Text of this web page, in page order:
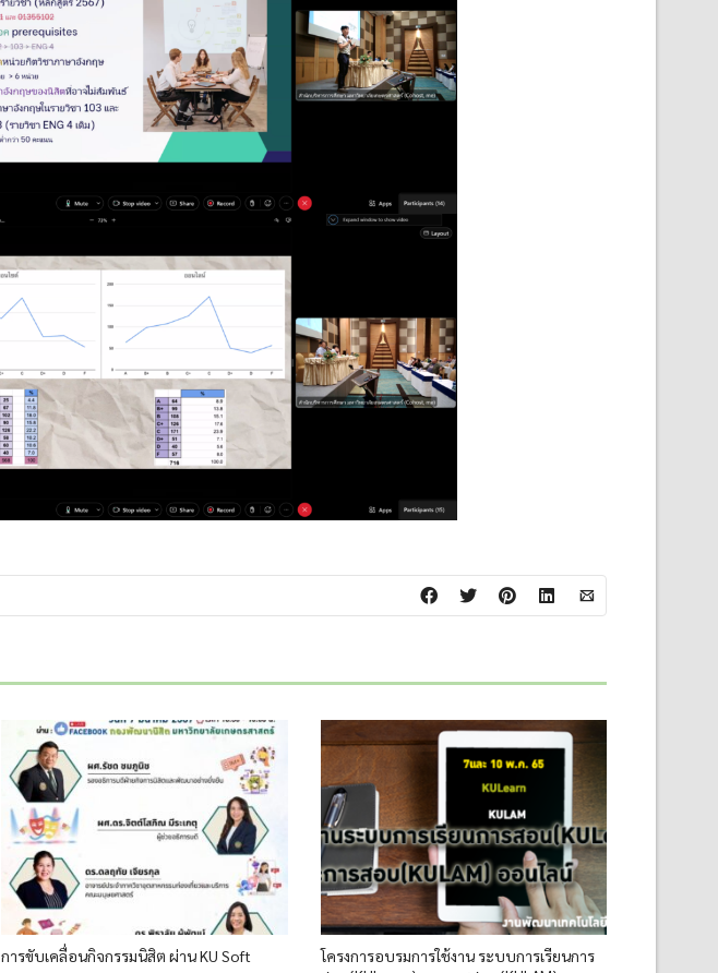
การขับเคลื่อนกิจกรรมนิสิต ผ่าน KU Soft
โครงการอบรมการใช้งาน ระบบการเรียนการ